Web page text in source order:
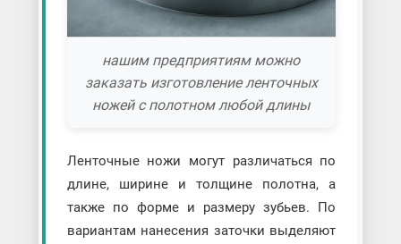
нашим предприятиям можно
заказать изготовление ленточных
ножей с полотном любой длины
Ленточные ножи могут различаться по
длине, ширине и толщине полотна, а
также по форме и размеру зубьев. По
вариантам нанесения заточки выделяют